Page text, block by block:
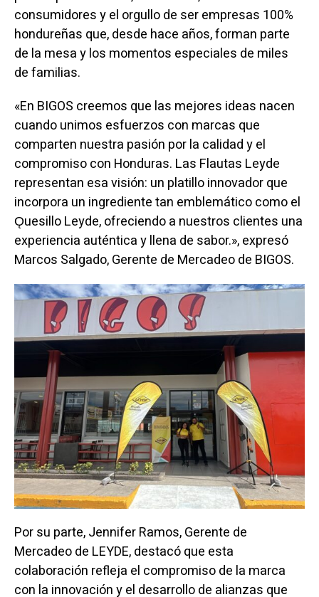
consumidores y el orgullo de ser empresas 100%
hondureñas que, desde hace años, forman parte
de la mesa y los momentos especiales de miles
de familias.
«En BIGOS creemos que las mejores ideas nacen
cuando unimos esfuerzos con marcas que
comparten nuestra pasión por la calidad y el
compromiso con Honduras. Las Flautas Leyde
representan esa visión: un platillo innovador que
incorpora un ingrediente tan emblemático como el
Ǫuesillo Leyde, ofreciendo a nuestros clientes una
experiencia auténtica y llena de sabor.», expresó
Marcos Salgado, Gerente de Mercadeo de BIGOS.
Por su parte, Jennifer Ramos, Gerente de
Mercadeo de LEYDE, destacó que esta
colaboración refleja el compromiso de la marca
con la innovación y el desarrollo de alianzas que